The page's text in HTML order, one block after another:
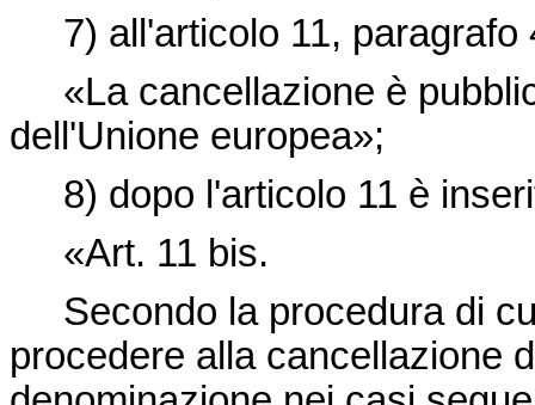
7) all'articolo 11,
«La cancellazione è
dell'Unione europea»;
8) dopo l'articolo 11 è
«Art. 11 bis.
Secondo la procedura di
procedere alla cancellazione